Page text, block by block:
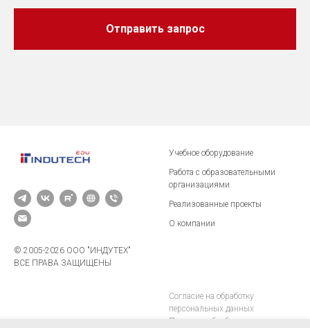
Отправить запрос
© 2005-2026 ООО "ИНДУТЕХ"
ВСЕ ПРАВА ЗАЩИЩЕНЫ
Учебное оборудование
Работа с образовательными
организациями
Реализованные проекты
О компании
Согласие на обработку
персональных данных
Политика обработки